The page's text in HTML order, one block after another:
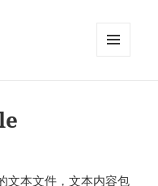
文本文件，文本内容包